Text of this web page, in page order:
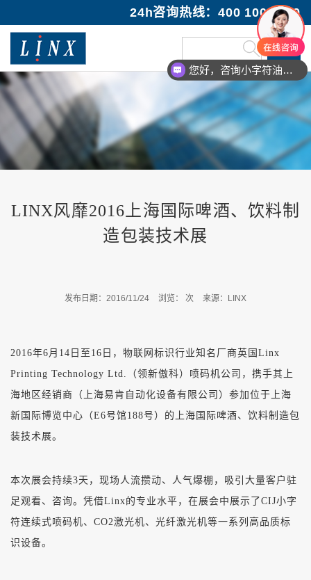
24h咨询热线：400 100 1089
LINX风靡2016上海国际啤酒、饮料制
造包装技术展
发布日期：2016/11/24 浏览： 次 来源：LINX
2016年6月14日至16日，物联网标识行业知名厂商英国Linx
Printing Technology Ltd.（领新傲科）喷码机公司，携手其上
海地区经销商（上海易肯自动化设备有限公司）参加位于上海
新国际博览中心（E6号馆188号）的上海国际啤酒、饮料制造包
装技术展。
本次展会持续3天，现场人流攒动、人气爆棚，吸引大量客户驻
足观看、咨询。凭借Linx的专业水平，在展会中展示了CIJ小字
符连续式喷码机、CO2激光机、光纤激光机等一系列高品质标
识设备。
您好，咨询小字符油墨喷码机